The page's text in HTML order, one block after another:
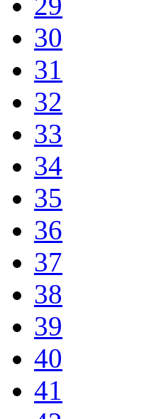
30
31
32
33
34
35
36
37
38
39
40
41